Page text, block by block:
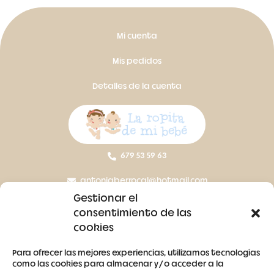
Gestionar el
consentimiento de las
cookies
Para ofrecer las mejores experiencias, utilizamos tecnologías
como las cookies para almacenar y/o acceder a la
Mi cuenta
Mis pedidos
Detalles de la cuenta
679 53 59 63
antoniaberrocal@hotmail.com